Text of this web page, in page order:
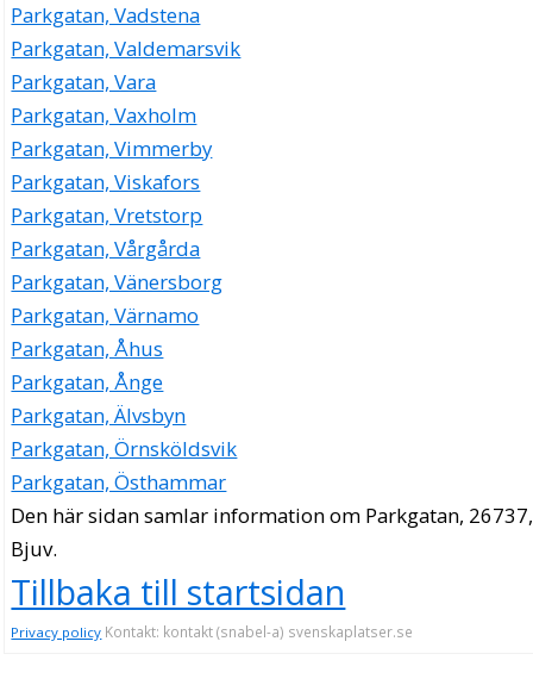
Parkgatan, Vadstena
Parkgatan, Valdemarsvik
Parkgatan, Vara
Parkgatan, Vaxholm
Parkgatan, Vimmerby
Parkgatan, Viskafors
Parkgatan, Vretstorp
Parkgatan, Vårgårda
Parkgatan, Vänersborg
Parkgatan, Värnamo
Parkgatan, Åhus
Parkgatan, Ånge
Parkgatan, Älvsbyn
Parkgatan, Örnsköldsvik
Parkgatan, Östhammar
Den här sidan samlar information om Parkgatan, 26737,
Bjuv.
Tillbaka till startsidan
Privacy policy Kontakt: kontakt (snabel-a) svenskaplatser.se